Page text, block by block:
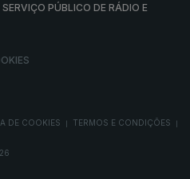
PÚBLICO DE RÁDIO E
DE COOKIES TERMOS E CONDIÇÕES